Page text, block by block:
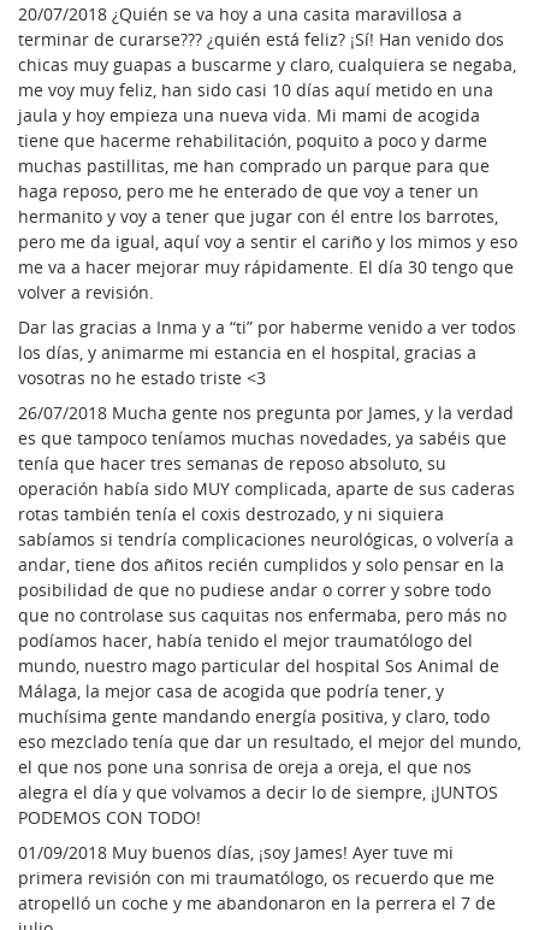
20/07/2018 ¿Quién se va hoy a una casita maravillosa a
terminar de curarse??? ¿quién está feliz? ¡Sí! Han venido dos
chicas muy guapas a buscarme y claro, cualquiera se negaba,
me voy muy feliz, han sido casi 10 días aquí metido en una
jaula y hoy empieza una nueva vida. Mi mami de acogida
tiene que hacerme rehabilitación, poquito a poco y darme
muchas pastillitas, me han comprado un parque para que
haga reposo, pero me he enterado de que voy a tener un
hermanito y voy a tener que jugar con él entre los barrotes,
pero me da igual, aquí voy a sentir el cariño y los mimos y eso
me va a hacer mejorar muy rápidamente. El día 30 tengo que
volver a revisión.
Dar las gracias a Inma y a “ti” por haberme venido a ver todos
los días, y animarme mi estancia en el hospital, gracias a
vosotras no he estado triste <3
26/07/2018 Mucha gente nos pregunta por James, y la verdad
es que tampoco teníamos muchas novedades, ya sabéis que
tenía que hacer tres semanas de reposo absoluto, su
operación había sido MUY complicada, aparte de sus caderas
rotas también tenía el coxis destrozado, y ni siquiera
sabíamos si tendría complicaciones neurológicas, o volvería a
andar, tiene dos añitos recién cumplidos y solo pensar en la
posibilidad de que no pudiese andar o correr y sobre todo
que no controlase sus caquitas nos enfermaba, pero más no
podíamos hacer, había tenido el mejor traumatólogo del
mundo, nuestro mago particular del hospital Sos Animal de
Málaga, la mejor casa de acogida que podría tener, y
muchísima gente mandando energía positiva, y claro, todo
eso mezclado tenía que dar un resultado, el mejor del mundo,
el que nos pone una sonrisa de oreja a oreja, el que nos
alegra el día y que volvamos a decir lo de siempre, ¡JUNTOS
PODEMOS CON TODO!
01/09/2018 Muy buenos días, ¡soy James! Ayer tuve mi
primera revisión con mi traumatólogo, os recuerdo que me
atropelló un coche y me abandonaron en la perrera el 7 de